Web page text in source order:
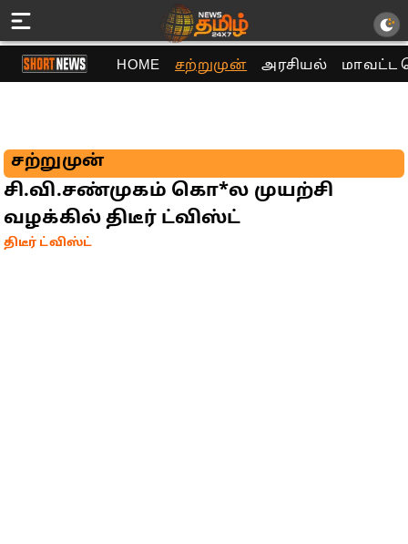
HOME சற்றுமுன் அரசியல் மாவட்ட
சற்றுமுன்
சி.வி.சண்முகம் கொ*ல முயற்சி
வழக்கில் திடீர் ட்விஸ்ட்
திடீர் ட்விஸ்ட்